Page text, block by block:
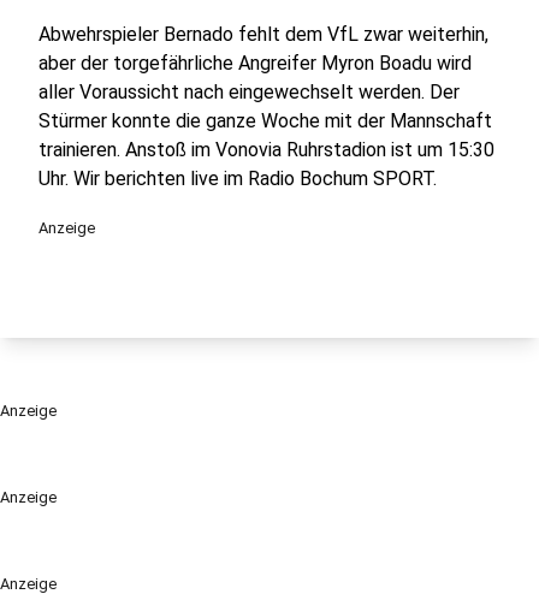
Anzeige
Anzeige
Abwehrspieler Bernado fehlt dem VfL zwar weiterhin,
aber der torgefährliche Angreifer Myron Boadu wird
aller Voraussicht nach eingewechselt werden. Der
Stürmer konnte die ganze Woche mit der Mannschaft
trainieren. Anstoß im Vonovia Ruhrstadion ist um 15:30
Uhr. Wir berichten live im Radio Bochum SPORT.
Anzeige
Anzeige